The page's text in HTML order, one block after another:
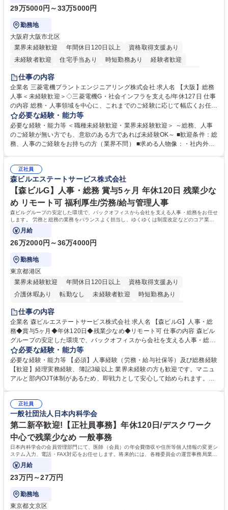
29万5000円～33万5000円
勤務地
大阪府大阪市北区
業界未経験歓迎
年間休日120日以上
資格取得支援あり
未経験者歓迎
住宅手当あり 時短勤務あり
経験者歓迎
退職金あり
駅近5分以内
土日祝休み 服装自由 寮・社宅あり 食事補助あり
仕事の内容
企業名 三菱電機プラントエンジニアリング株式会社 求人名 【大阪】総務
人事＜未経験歓迎＞◇三菱電機G・社会インフラを支える/年休127日 仕事
の内容 総務・人事領域を中心に、これまでのご経験に応じて幅広くお任せ
します。 ＜具体的には＞ ・総務/人事労務（給与・社保・勤怠管理など）
・採用・教育研修 ・福利厚生運用 など ※基本的には事務所勤務ですが、
採用や教育等の業務内容により、関西圏以外への日帰り・宿泊を伴う国内
出張もございます。 ※担当業務を持ちつつ、お互いに助け合いながら、総
必要な経験・能力等
必要な経験・能力等 ＜職種未経験歓迎・業界未経験歓迎＞ ～総務、人事
のご経験が無い方でも、意欲のある方であれば未経験OK～ ■歓迎条件：総
務、人事のご経験をお持ちの方（業界不問） ■求める人物像：・社内外の
正社員
森ビルエステートサービス株式会社
【森ビルG】人事・総務 賞与5ヶ月 年休120日 残業少な
め リモート可 福利厚生/労務/給与管理人事
森ビルグループの安定した環境で、バックオフィスから会社を支える人事・総務をお任せ
します。 労務と総務の業務をバランスよく担当し、ゆくゆくは制度改定などのコア業務
にも挑戦できる、やりがいある環境です。
月給
26万2000円～36万4000円
勤務地
東京都港区
業界未経験歓迎
年間休日120日以上
資格取得支援あり
介護休暇あり
転勤なし 未経験者歓迎
時短勤務あり
経験者歓迎
完全週休2日制
交通費支給 長期歓迎 駅近5分以内 土日祝休み
仕事の内容
企業名 森ビルエステートサービス株式会社 求人名 【森ビルG】人事・総
務◆賞与5ヶ月◆年休120日◆残業少なめ◆リモート可 仕事の内容 森ビル
グループの安定した環境で、バックオフィスから会社を支える人事・総務
をお任せします。 労務と総務の業務をバランスよく担当し、ゆくゆくは制
度改定などのコア業務にも挑戦できる、やりがいある環境です。 ■勤怠管
理、給与計算、社会保険手続き、年末調整等の労務管理全般 ■入退社手続
き、社内規定の改定や人事制度改定などのコア業務 ■社内イベントの企画
でも質問・相談できる環境が整っているため、安心して成長できます。 募
集職種 【森ビルG】人事・総務◆賞与5ヶ月◆年休120日◆残業少なめ◆
リモート可
必要な経験・能力等
必要な経験・能力等 【必須】人事経験（労務・給与社保等）及び総務経験
【歓迎】経理実務経験、簿記3級以上 業界未経験の方も歓迎です。マニュ
アルと部内OJT体制があるため、即戦力として安心して始められます。
務に挑戦できるため、自身の成長と組織への貢献度をダイレクトに実感で
きます。 残業少なめ、週1日リモート可など、ワークライフバランスを保
ち長期活躍できる環境です。 「これまでの幅広い経験を活かし、長期的な
キャリアを築きたい」という前向きな意欲と挑戦を全力で応援します。 学
歴・資格 学歴：大学院 大学 高専 短大 専修学校 高校 語学力： 資格：日商
簿記検定1級 日商簿記検定2級 日商簿記検定3級
正社員
一般社団法人日本内科学会
第二新卒歓迎!【正社員事務】年休120日/デスクワーク
中心で残業少なめ 一般事務
日本内科学会の会員管理部門にて、医師（会員）の年会費徴収や住所等個人情報の変更シ
ステム入力、電話・FAX対応をお任せします。将来的には、各種委員会の運営事務局業務
などにも幅広く携わっていただきます。
月給
23万円～27万円
勤務地
東京都文京区